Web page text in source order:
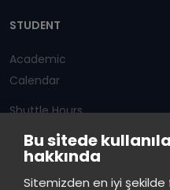
Bu sitede
hakkında
Sitemizden en iyi
STUDENT
Academic
Calendar
Shuttle Hours
Announcements